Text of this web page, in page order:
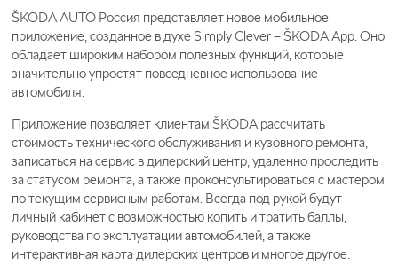
ŠKODA AUTO Россия представляет новое мобильное
приложение, созданное в духе Simply Clever – ŠKODA App. Оно
обладает широким набором полезных функций, которые
значительно упростят повседневное использование
автомобиля.
Приложение позволяет клиентам ŠKODA рассчитать
стоимость технического обслуживания и кузовного ремонта,
записаться на сервис в дилерский центр, удаленно проследить
за статусом ремонта, а также проконсультироваться с мастером
по текущим сервисным работам. Всегда под рукой будут
личный кабинет с возможностью копить и тратить баллы,
руководства по эксплуатации автомобилей, а также
интерактивная карта дилерских центров и многое другое.